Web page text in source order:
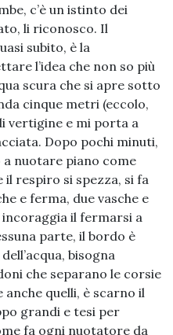
c’è un istinto dei
li riconosco. Il
subito, è la
l’idea che non so più
scura che si apre sotto
cinque metri (eccolo,
vertigine e mi porta a
Dopo pochi minuti,
nuotare piano come
respiro si spezza, si fa
e ferma, due vasche e
il fermarsi a
parte, il bordo è
bisogna
che separano le corsie
quelli, è scarno il
grandi e tesi per
fa ogni nuotatore da